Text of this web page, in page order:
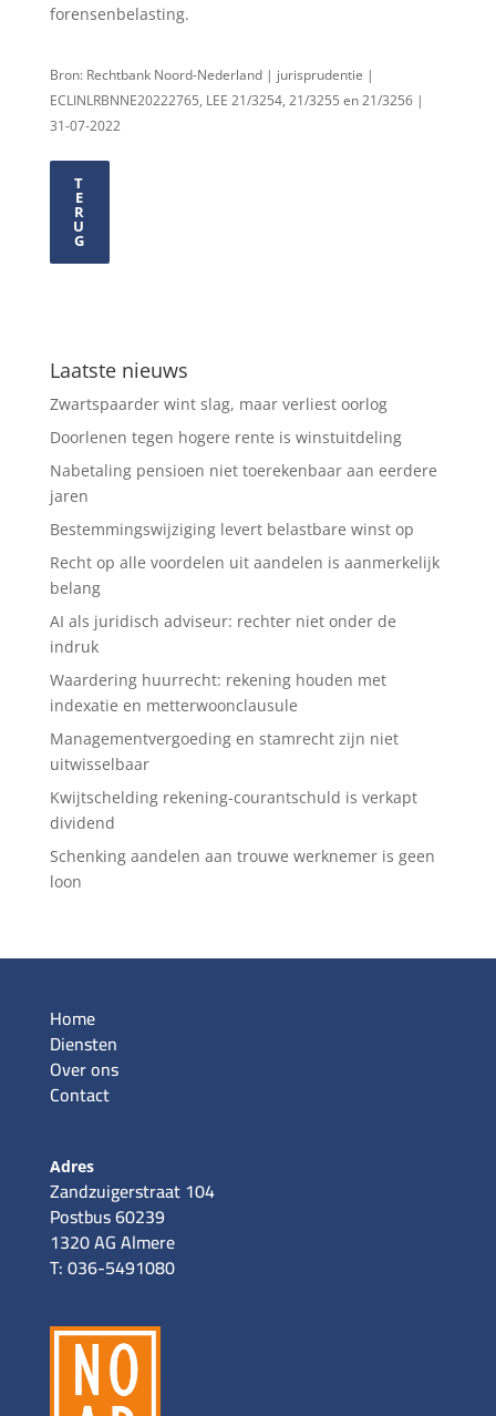
forensenbelasting.
Bron: Rechtbank Noord-Nederland | jurisprudentie |
ECLINLRBNNE20222765, LEE 21/3254, 21/3255 en 21/3256 |
31-07-2022
T
E
R
U
G
Laatste nieuws
Zwartspaarder wint slag, maar verliest oorlog
Doorlenen tegen hogere rente is winstuitdeling
Nabetaling pensioen niet toerekenbaar aan eerdere
jaren
Bestemmingswijziging levert belastbare winst op
Recht op alle voordelen uit aandelen is aanmerkelijk
belang
AI als juridisch adviseur: rechter niet onder de
indruk
Waardering huurrecht: rekening houden met
indexatie en metterwoonclausule
Managementvergoeding en stamrecht zijn niet
uitwisselbaar
Kwijtschelding rekening-courantschuld is verkapt
dividend
Schenking aandelen aan trouwe werknemer is geen
loon
Home
Diensten
Over ons
Contact
Adres
Zandzuigerstraat 104
Postbus 60239
1320 AG Almere
T: 036-5491080